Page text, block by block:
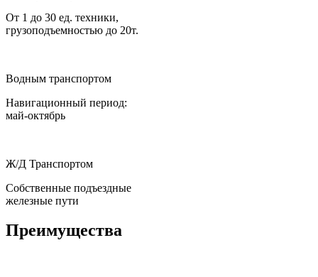
От 1 до 30 ед. техники,
грузоподъемностью до 20т.
Водным транспортом
Навигационный период:
май-октябрь
Ж/Д Транспортом
Собственные подъездные
железные пути
Преимущества